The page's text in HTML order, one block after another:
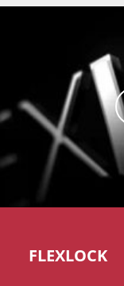
FLEXLOCK